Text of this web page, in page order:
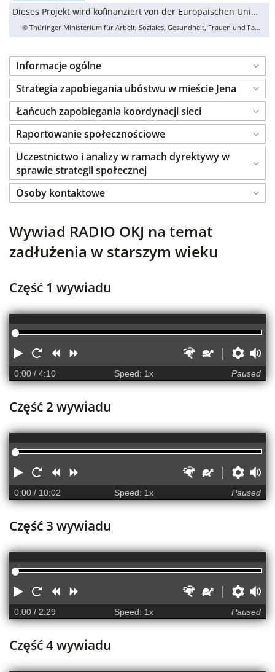
Dieses Projekt wird kofinanziert von der Europäischen Union.
© Thüringer Ministerium für Arbeit, Soziales, Gesundheit, Frauen und Familie
Informacje ogólne
Strategia zapobiegania ubóstwu w mieście Jena
Łańcuch zapobiegania koordynacji sieci
Raportowanie społecznościowe
Uczestnictwo i analizy w ramach dyrektywy w
sprawie strategii społecznej
Osoby kontaktowe
Wywiad RADIO OKJ na temat
zadłużenia w starszym wieku
Część 1 wywiadu
Media
player
PlayRestart
RewindForward FasterSlower
0:00 / 4:10 Speed: 1x Paused
Część 2 wywiadu
Media
player
PlayRestart
RewindForward FasterSlower
0:00 / 10:02 Speed: 1x Paused
Część 3 wywiadu
Media
player
PlayRestart
RewindForward FasterSlower
0:00 / 2:29 Speed: 1x Paused
Część 4 wywiadu